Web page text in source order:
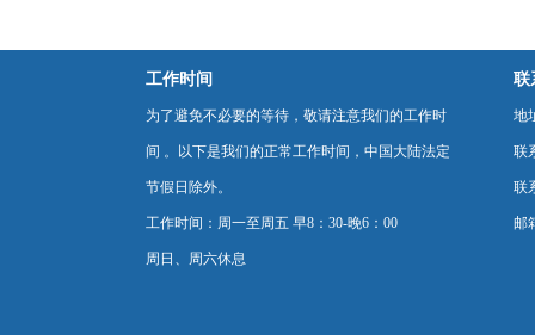
工作时间
为了避免不必要的等待，敬请注意我们的工作时
间 。以下是我们的正常工作时间，中国大陆法定
节假日除外。
工作时间：周一至周五 早8：30-晚6：00
周日、周六休息
联
地
联
联
邮